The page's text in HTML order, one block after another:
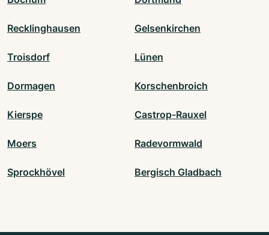
Recklinghausen Gelsenkirchen
Troisdorf Lünen
Dormagen Korschenbroich
Kierspe Castrop-Rauxel
Moers Radevormwald
Sprockhövel Bergisch Gladbach